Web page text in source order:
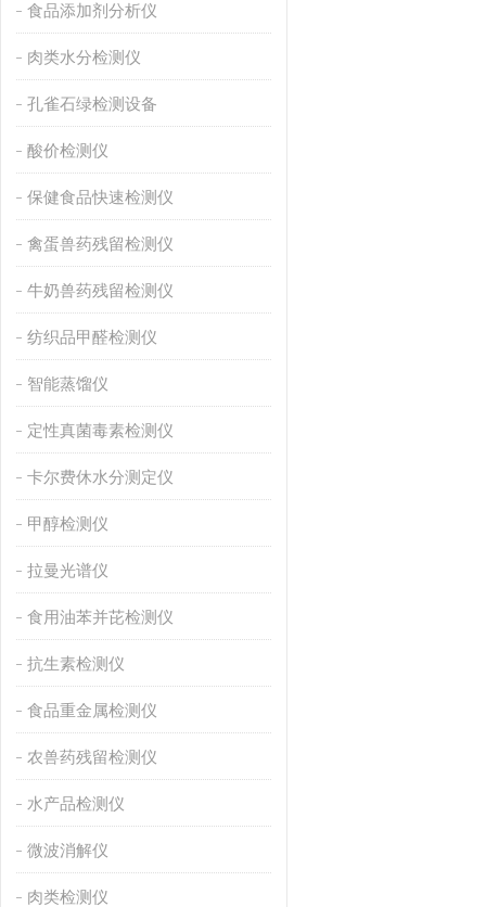
食品添加剂分析仪
肉类水分检测仪
孔雀石绿检测设备
酸价检测仪
保健食品快速检测仪
禽蛋兽药残留检测仪
牛奶兽药残留检测仪
纺织品甲醛检测仪
智能蒸馏仪
定性真菌毒素检测仪
卡尔费休水分测定仪
甲醇检测仪
拉曼光谱仪
食用油苯并芘检测仪
抗生素检测仪
食品重金属检测仪
农兽药残留检测仪
水产品检测仪
微波消解仪
肉类检测仪